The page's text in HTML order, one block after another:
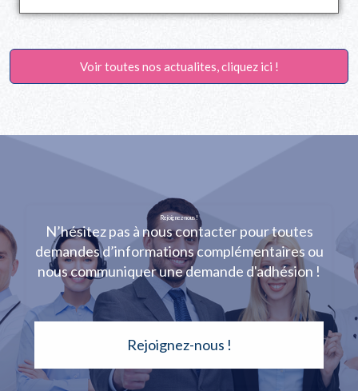
Voir toutes nos actualites, cliquez ici !
Rejoignez-nous !
N’hésitez pas à nous contacter pour toutes
demandes d’informations complémentaires ou
nous communiquer une demande d'adhésion !
Rejoignez-nous !